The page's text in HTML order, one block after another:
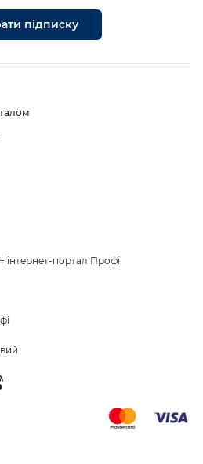
підписку
інтернет-портал Профі